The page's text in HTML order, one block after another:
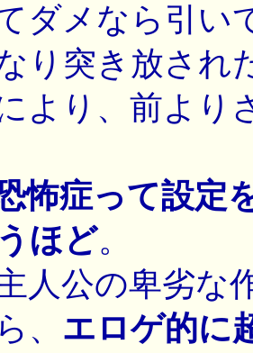
ダメなら引い
り突き放され
より、前より
怖症って設定
ほど。
人公の卑劣な
、 エロゲ的に